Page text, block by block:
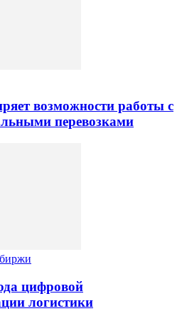
возможности работы с
перевозками
цифровой
логистики